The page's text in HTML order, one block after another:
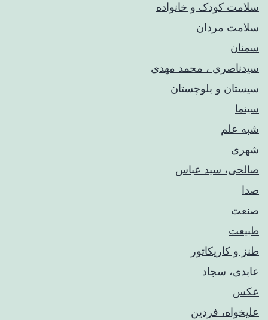
سلامت کودک‌ و خانواده
سلامت مردان
سمنان
سیدناصری ، محمد مهدی
سیستان و بلوچستان
سینما
شبه علم
شهری
صالحی، سید عباس
صدا
صنعت
طبیعت
طنز و کاریکاتور
عابدی، سجاد
عکس
علیخواه، فردین